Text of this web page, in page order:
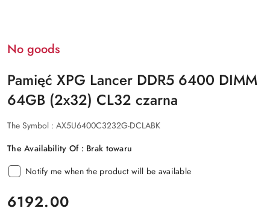
No goods
Pamięć XPG Lancer DDR5 6400 DIMM
64GB (2x32) CL32 czarna
The Symbol : AX5U6400C3232G-DCLABK
The Availability Of : Brak towaru
Notify me when the product will be available
price:
6192.00